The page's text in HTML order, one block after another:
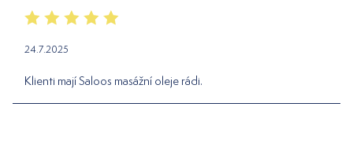
24.7.2025
Klienti mají Saloos masážní oleje rádi.